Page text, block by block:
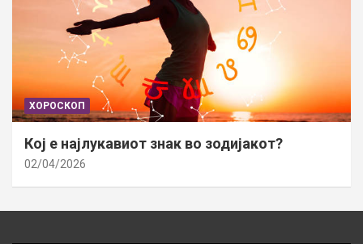
ХОРОСКОП
Кој е најлукавиот знак во зодијакот?
02/04/2026